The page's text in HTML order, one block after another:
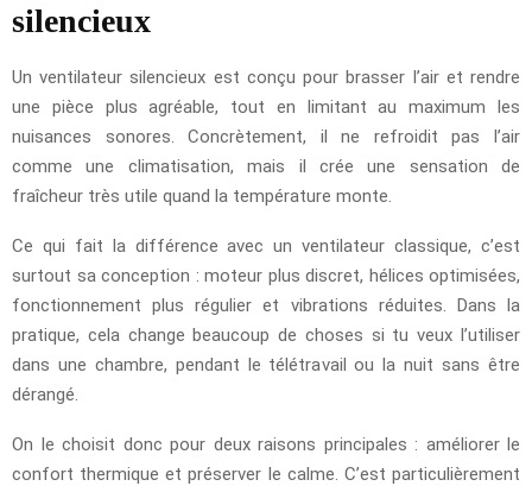
silencieux
Un ventilateur silencieux est conçu pour brasser l’air et rendre
une pièce plus agréable, tout en limitant au maximum les
nuisances sonores. Concrètement, il ne refroidit pas l’air
comme une climatisation, mais il crée une sensation de
fraîcheur très utile quand la température monte.
Ce qui fait la différence avec un ventilateur classique, c’est
surtout sa conception : moteur plus discret, hélices optimisées,
fonctionnement plus régulier et vibrations réduites. Dans la
pratique, cela change beaucoup de choses si tu veux l’utiliser
dans une chambre, pendant le télétravail ou la nuit sans être
dérangé.
On le choisit donc pour deux raisons principales : améliorer le
confort thermique et préserver le calme. C’est particulièrement